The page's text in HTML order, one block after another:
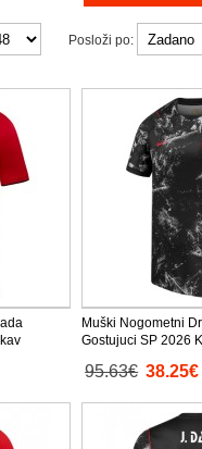
Posloži po:
Muški Nogometni
Gostujuci SP 2026
95.63€ 38.25€